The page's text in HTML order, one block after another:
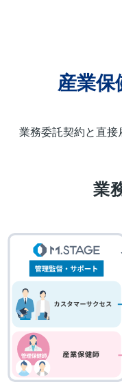
産業保
業務委託契約と直接
業